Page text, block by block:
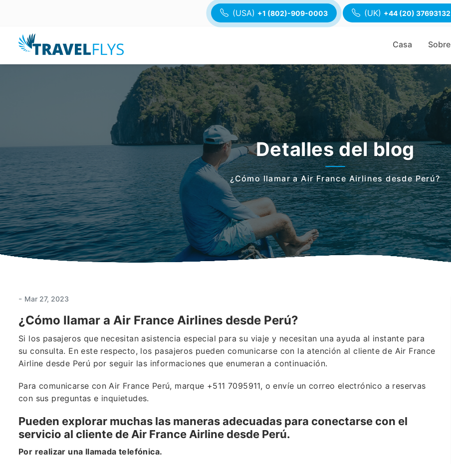
(USA) +1 (802)-909-0003 (UK) +44 (20) 37693132
Casa Sobre
Detalles del blog
¿Cómo llamar a Air France Airlines desde Perú?
- Mar 27, 2023
¿Cómo llamar a Air France Airlines desde Perú?
Si los pasajeros que necesitan asistencia especial para su viaje y necesitan una ayuda al instante para
su consulta. En este respecto, los pasajeros pueden comunicarse con la atención al cliente de Air France
Airline desde Perú por seguir las informaciones que enumeran a continuación.
Para comunicarse con Air France Perú, marque +511 7095911, o envíe un correo electrónico a reservas
con sus preguntas e inquietudes.
Pueden explorar muchas las maneras adecuadas para conectarse con el
servicio al cliente de Air France Airline desde Perú.
Por realizar una llamada telefónica.